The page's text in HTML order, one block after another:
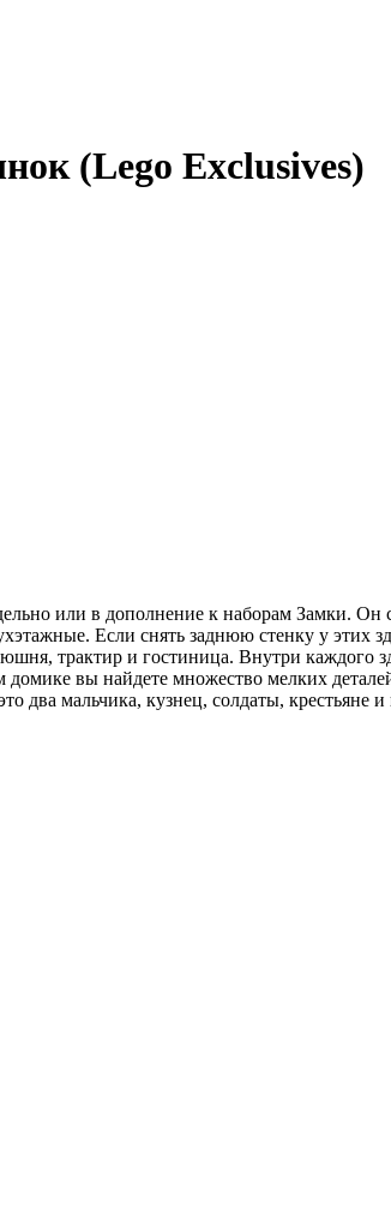
(Lego Exclusives)
или в дополнение к наборам Замки. Он
Если снять заднюю стенку у
трактир и гостиница. Внутри
вы найдете множество мелких
два мальчика, кузнец, солдаты,